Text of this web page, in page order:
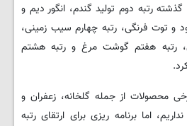
رتبه دوم تولید گندم، انگور دیم و
و توت فرنگی، رتبه چهارم سیب زمینی،
رتبه هفتم گوشت مرغ و رتبه هشتم
محصولات از جمله گلخانه، زعفران و
اما برنامه ریزی برای ارتقای رتبه